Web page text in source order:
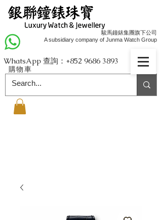
駿馬鐘錶集團旗下公司
A subsidiary company of Junma Watch Group
購物車
WhatsApp 查詢：+852 9686 3893